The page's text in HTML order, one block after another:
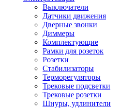
Выключатели
Датчики движения
Дверные звонки
Диммеры
Комплектующие
Рамки для розеток
Розетки
Стабилизаторы
Терморегуляторы
Трековые подсветки
Трековые розетки
Шнуры, удлинители